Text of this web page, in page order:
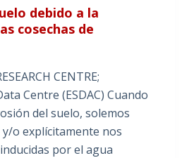
debido a la
cosechas de
CENTRE;
Centre (ESDAC) Cuando
del suelo, solemos
o explícitamente nos
por el agua